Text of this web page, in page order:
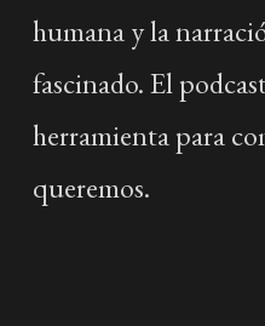
humana y la
fascinado. El
herramienta para
queremos.